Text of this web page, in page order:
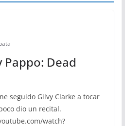
Pappo: Dead
seguido Gilvy Clarke a tocar
dio un recital.
watch?